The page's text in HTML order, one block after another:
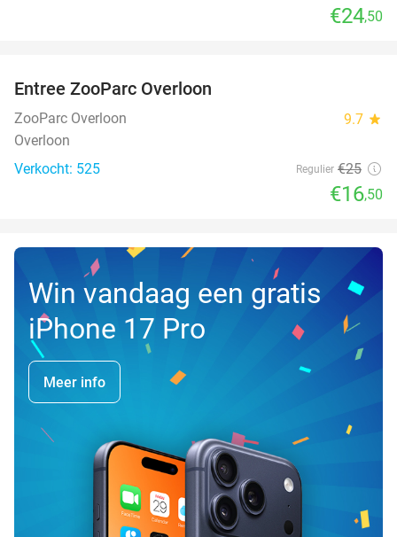
€24,50
TODAY
Entree ZooParc Overloon
ZooParc Overloon 9.7 star
Overloon
Verkocht: 525
Regulier €25
€16,50
Win vandaag een gratis
iPhone 17 Pro
Meer info